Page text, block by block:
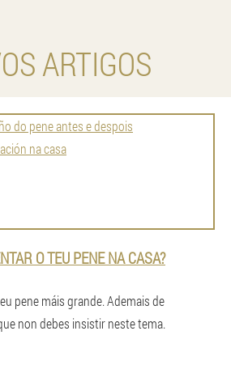
ARTIGOS
O TEU PENE NA CASA?
pene máis grande. Ademais de
non debes insistir neste tema.